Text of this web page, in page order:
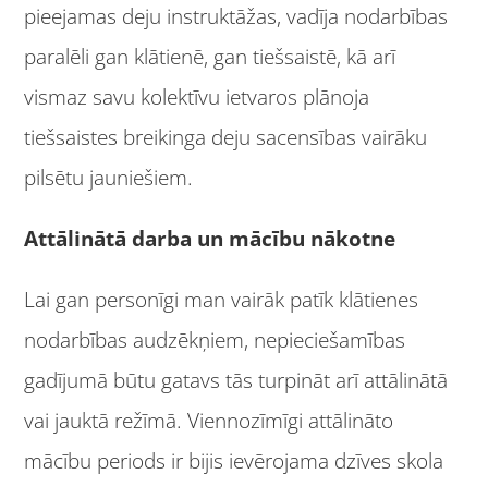
pieejamas deju instruktāžas, vadīja nodarbības
paralēli gan klātienē, gan tiešsaistē, kā arī
vismaz savu kolektīvu ietvaros plānoja
tiešsaistes breikinga deju sacensības vairāku
pilsētu jauniešiem.
Attālinātā darba un mācību nākotne
Lai gan personīgi man vairāk patīk klātienes
nodarbības audzēkņiem, nepieciešamības
gadījumā būtu gatavs tās turpināt arī attālinātā
vai jauktā režīmā. Viennozīmīgi attālināto
mācību periods ir bijis ievērojama dzīves skola